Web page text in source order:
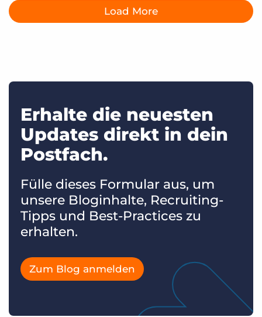
Load More
Erhalte die neuesten
Updates direkt in dein
Postfach.
Fülle dieses Formular aus, um
unsere Bloginhalte, Recruiting-
Tipps und Best-Practices zu
erhalten.
Zum Blog anmelden